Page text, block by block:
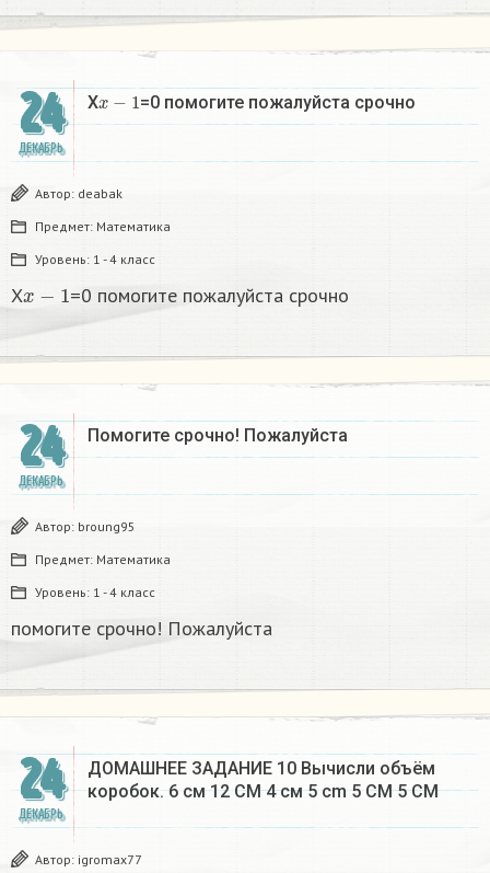
24
ДЕКАБРЬ
Xx−1 =0 помогите пожалуйста срочно
Автор: deabak
Предмет: Математика
Уровень: 1 - 4 класс
X =0 помогите пожалуйста срочно
24
ДЕКАБРЬ
Помогите срочно! Пожалуйста
Автор: broung95
Предмет: Математика
Уровень: 1 - 4 класс
помогите срочно! Пожалуйста
24
ДЕКАБРЬ
ДОМАШНЕЕ ЗАДАНИЕ 10 Вычисли объём
коробок. 6 см 12 CM 4 см 5 cm 5 CM 5 CM​
Автор: igromax77